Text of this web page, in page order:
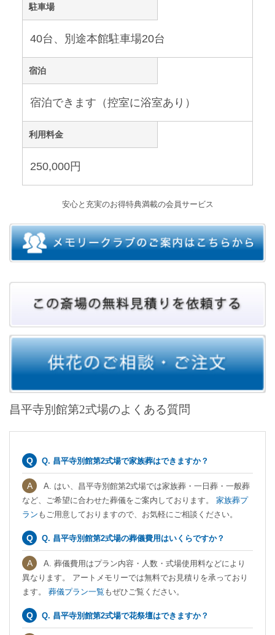
駐車場
40台、別途本館駐車場20台
宿泊
宿泊できます（控室に浴室あり）
利用料金
250,000円
安心と充実のお得特典満載の会員サービス
昌平寺別館第2式場のよくある質問
Q. 昌平寺別館第2式場で家族葬はできますか？
A. はい、昌平寺別館第2式場では家族葬・一日葬・一般葬
など、ご希望に合わせた葬儀をご案内しております。 家族葬プ
ラン もご用意しておりますので、お気軽にご相談ください。
Q. 昌平寺別館第2式場の葬儀費用はいくらですか？
A. 葬儀費用はプラン内容・人数・式場使用料などにより
異なります。 アートメモリーでは無料でお見積りを承っており
ます。 葬儀プラン一覧 もぜひご覧ください。
Q. 昌平寺別館第2式場で花祭壇はできますか？